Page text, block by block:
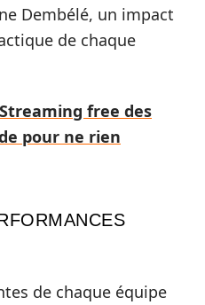
Dembélé, un impact
de chaque
Streaming free des
pour ne rien
de chaque équipe